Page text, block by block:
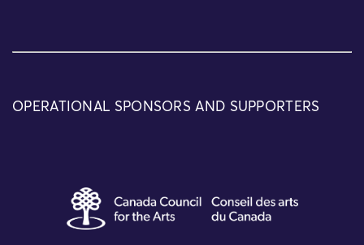
OPERATIONAL SPONSORS AND SUPPORTERS